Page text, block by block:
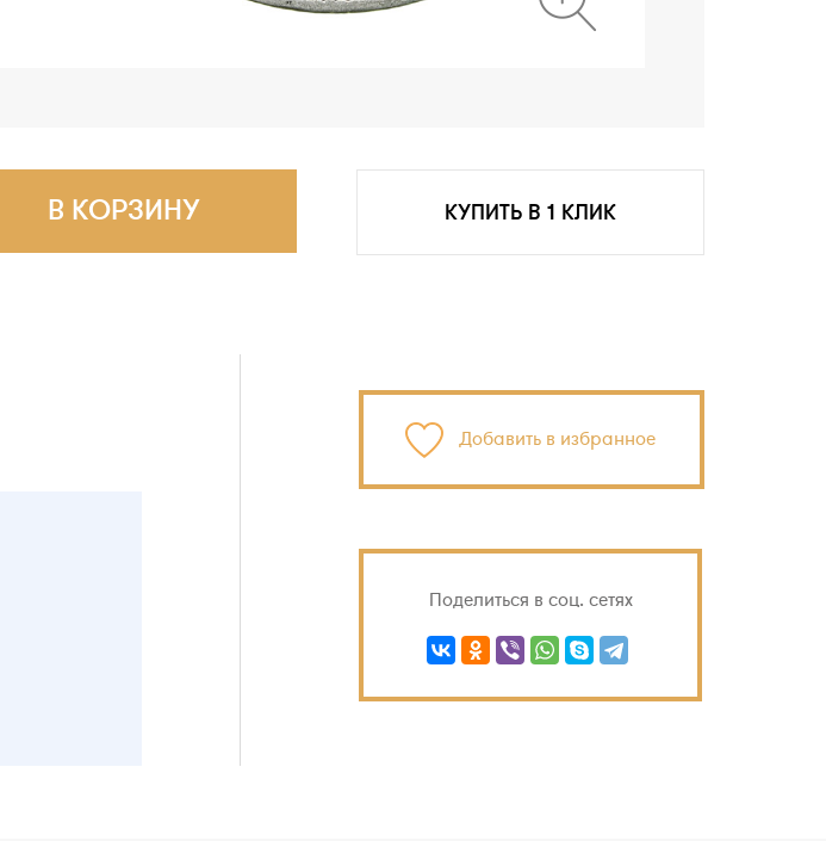
КУПИТЬ В 1 КЛИК
В КОРЗИНУ
Добавить в избранное
Поделиться в соц. сетях